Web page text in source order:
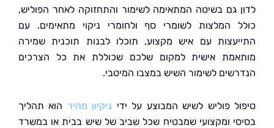
גם בשיטה המתאימה לשימור והתחזוקה לאחר הפוליש,
המלצות לשומרי סף ולחומרי ניקוי מתאימים. עם
עם איש מקצוע, תוכלו לבנות תוכנית שמירה
אישית למקום שלכם שכוללת את כל הצרכים
לשימור השיש במצבו המיטבי.
פוליש לשיש המבוצע על ידיניקיון מהירהוא תהליך
ומקצועי שמבטיח שכל שביב של שיש בבית או במשרד